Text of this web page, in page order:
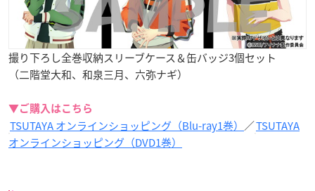
撮り下ろし全巻収納スリーブケース＆缶バッジ3個セット
（二階堂大和、和泉三月、六弥ナギ）
▼ご購入はこちら
TSUTAYA オンラインショッピング（Blu-ray1巻） ／TSUTAYA
オンラインショッピング（DVD1巻）